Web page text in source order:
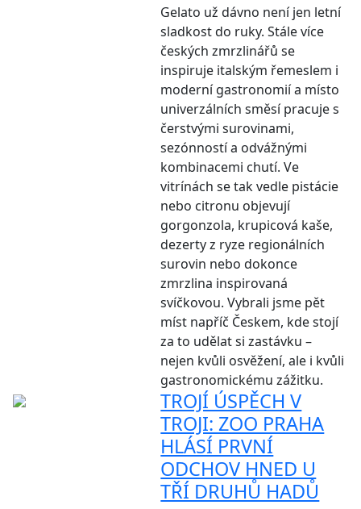
Gelato už dávno není jen letní
sladkost do ruky. Stále více
českých zmrzlinářů se
inspiruje italským řemeslem i
moderní gastronomií a místo
univerzálních směsí pracuje s
čerstvými surovinami,
sezónností a odvážnými
kombinacemi chutí. Ve
vitrínách se tak vedle pistácie
nebo citronu objevují
gorgonzola, krupicová kaše,
dezerty z ryze regionálních
surovin nebo dokonce
zmrzlina inspirovaná
svíčkovou. Vybrali jsme pět
míst napříč Českem, kde stojí
za to udělat si zastávku –
nejen kvůli osvěžení, ale i kvůli
gastronomickému zážitku.
TROJÍ ÚSPĚCH V
TROJI: ZOO PRAHA
HLÁSÍ PRVNÍ
ODCHOV HNED U
TŘÍ DRUHŮ HADŮ